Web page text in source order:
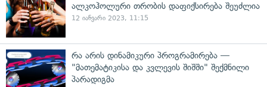
ალკოჰოლური თრობის დაფიქსირება შეუძლია
12 იანვარი 2023, 11:15
რა არის დინამიკური პროგრამირება —
"მათემატიკისა და კვლევის შიშში" შექმნილი
პარადიგმა